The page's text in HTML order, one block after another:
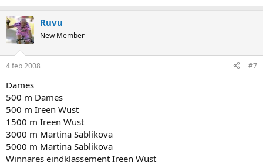
Ruvu
New Member
4 feb 2008 #7
Dames
500 m Dames
500 m Ireen Wust
1500 m Ireen Wust
3000 m Martina Sablikova
5000 m Martina Sablikova
Winnares eindklassement Ireen Wust